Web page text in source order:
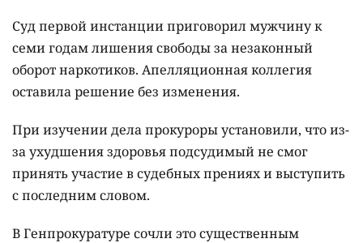
Суд первой инстанции приговорил мужчину к
семи годам лишения свободы за незаконный
оборот наркотиков. Апелляционная коллегия
оставила решение без изменения.
При изучении дела прокуроры установили, что из-
за ухудшения здоровья подсудимый не смог
принять участие в судебных прениях и выступить
с последним словом.
В Генпрокуратуре сочли это существенным